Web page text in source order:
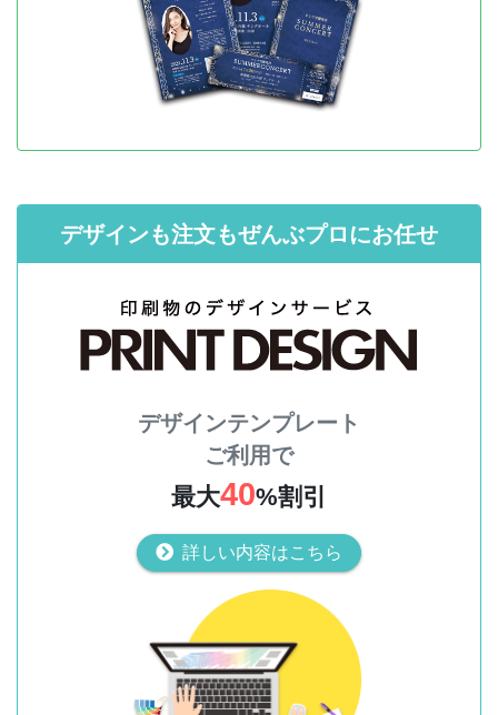
デザインも注文もぜんぶプロにお任せ
デザインテンプレート
ご利用で
最大40%割引
詳しい内容はこちら